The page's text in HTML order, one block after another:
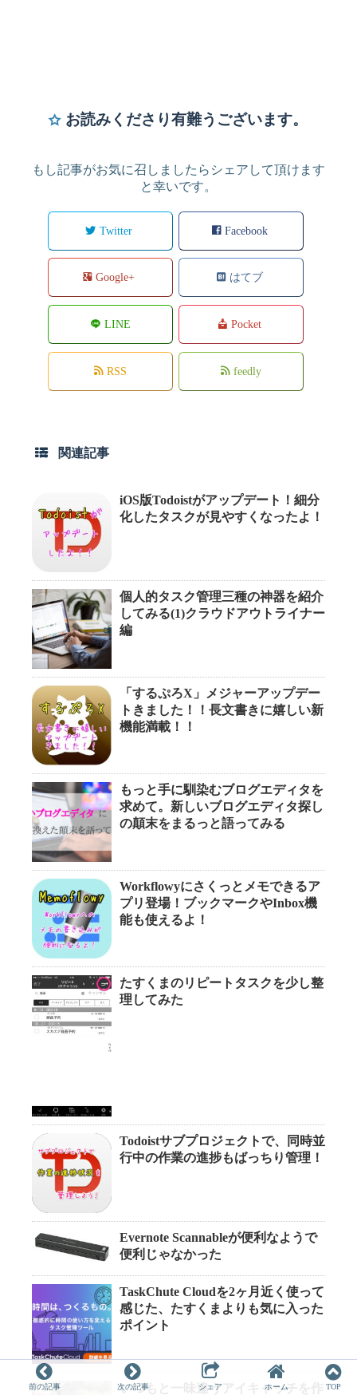
お読みくださり有難うございます。
もし記事がお気に召しましたらシェアして頂けます
と幸いです。
Twitter Facebook
Google+ はてブ
LINE Pocket
RSS feedly
関連記事
iOS版Todoistがアップデート！細分
化したタスクが見やすくなったよ！
個人的タスク管理三種の神器を紹介
してみる(1)クラウドアウトライナー
編
「するぷろX」メジャーアップデー
トきました！！長文書きに嬉しい新
機能満載！！
もっと手に馴染むブログエディタを
求めて。新しいブログエディタ探し
の顛末をまるっと語ってみる
Workflowyにさくっとメモできるア
プリ登場！ブックマークやInbox機
能も使えるよ！
たすくまのリピートタスクを少し整
理してみた
Todoistサブプロジェクトで、同時並
行中の作業の進捗もばっちり管理！
Evernote Scannableが便利なようで
便利じゃなかった
TaskChute Cloudを2ヶ月近く使って
感じた、たすくまよりも気に入った
ポイント
いつもと一味違うアイキャッチを作
前の記事 次の記事 シェア ホーム TOP